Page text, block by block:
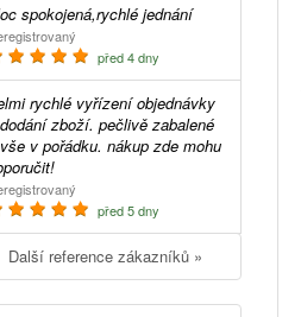
Moc spokojená,rychlé jednání
před 4 dny
zboží. pečlivě zabalené
v pořádku. nákup zde mohu
před 5 dny
Další reference zákazníků »